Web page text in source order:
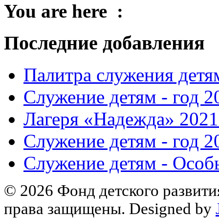
You are here :
Последние добавления
Палитра служения
Служение детям - год
Лагеря «Надежда»
Служение детям - год
Служение детям -
© 2026 Фонд детского
права защищены. Designed by